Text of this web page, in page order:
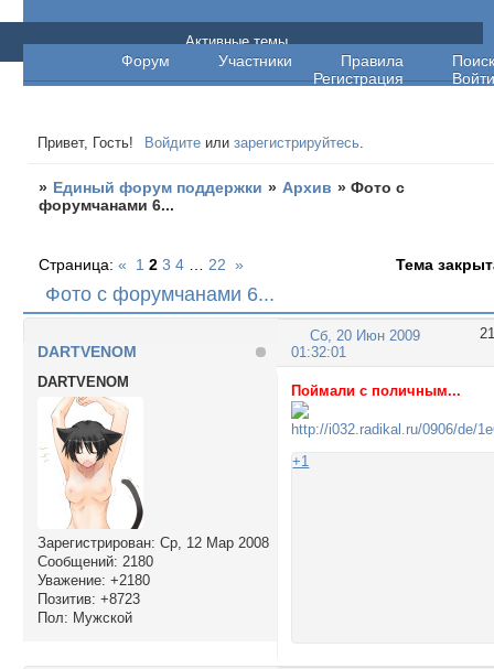
Единый форум поддержки
Форум Участники Правила
Поиск
Регистрация
Войти
Активные темы
Привет, Гость! Войдите илизарегистрируйтесь.
» Единый форум поддержки » Архив »Фото с
форумчанами 6...
Фото с форумчанами 6...
Страница:« 1 2 3 4 22 » Тема
21
Сб, 20 Июн 2009
01:32:01
DARTVENOM
DARTVENOM
Зарегистрирован: Ср, 12 Мар 2008
Сообщений: 2180
Уважение: +2180
Позитив: +8723
Пол: Мужской
Поймали с поличным...
+1